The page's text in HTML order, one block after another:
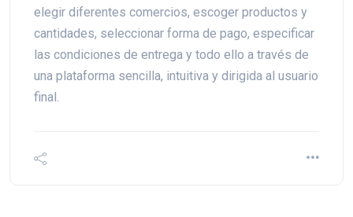
elegir diferentes comercios, escoger productos y
cantidades, seleccionar forma de pago, especificar
las condiciones de entrega y todo ello a través de
una plataforma sencilla, intuitiva y dirigida al usuario
final.